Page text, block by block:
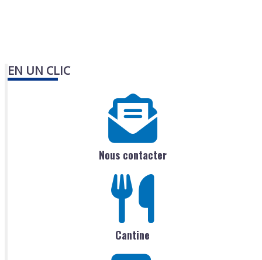
EN UN CLIC
Nous contacter
Cantine